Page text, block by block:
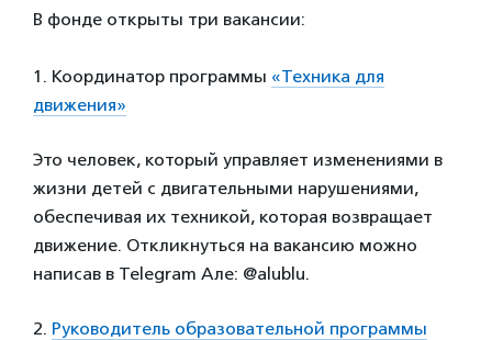
В фонде открыты три вакансии:
1. Координатор программы «Техника для
движения»
Это человек, который управляет изменениями в
жизни детей с двигательными нарушениями,
обеспечивая их техникой, которая возвращает
движение. Откликнуться на вакансию можно
написав в Telegram Але: @alublu.
2. Руководитель образовательной программы